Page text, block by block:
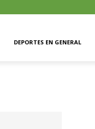
DEPORTES EN GENERAL